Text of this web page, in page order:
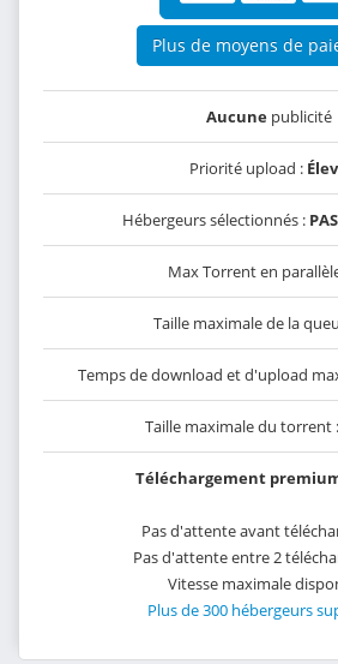
Plus de moyens de
Aucunepublicité
Priorité upload :
Hébergeurs sélectionnés :
Max Torrent en
Taille maximale de la
Temps de download et d'upload
Taille maximale du torrent :
Téléchargement
Pas d'attente avant
Pas d'attente entre 2
Vitesse maximale
Plus de 300 hébergeurs